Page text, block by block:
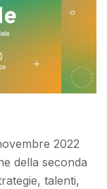
2022
della seconda
talenti,